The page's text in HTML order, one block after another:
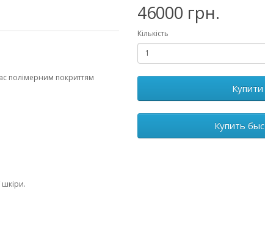
полімерним покриттям
46000 грн.
Кількість
Купити
Купить